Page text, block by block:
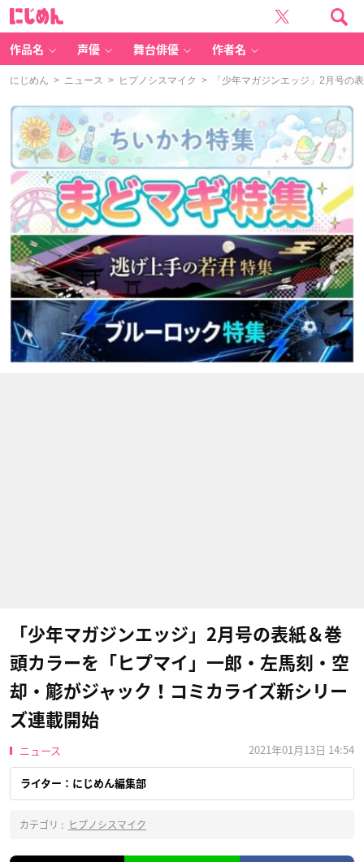
作品名 声優 舞台俳優 作者名
にじめん > ニュース > ヒプノシスマイク > 「少年マガジンエッジ」2月号の
「少年マガジンエッジ」2月号の表紙＆巻
頭カラーを「ヒプマイ」一郎・左馬刻・空
却・簓がジャック！コミカライズ新シリー
ズ連載開始
ニュース 2021年01月13日 14:54
ライター：にじめん編集部
カテゴリ : ヒプノシスマイク